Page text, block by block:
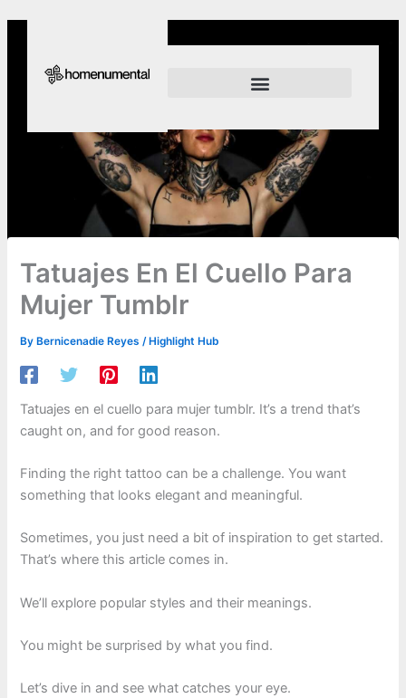
Tatuajes En El Cuello Para
Mujer Tumblr
By Bernicenadie Reyes/ Highlight Hub
Tatuajes en el cuello para mujer tumblr. It’s a trend that’s
caught on, and for good reason.
Finding the right tattoo can be a challenge. You want
something that looks elegant and meaningful.
Sometimes, you just need a bit of inspiration to get started.
That’s where this article comes in.
We’ll explore popular styles and their meanings.
You might be surprised by what you find.
Let’s dive in and see what catches your eye.